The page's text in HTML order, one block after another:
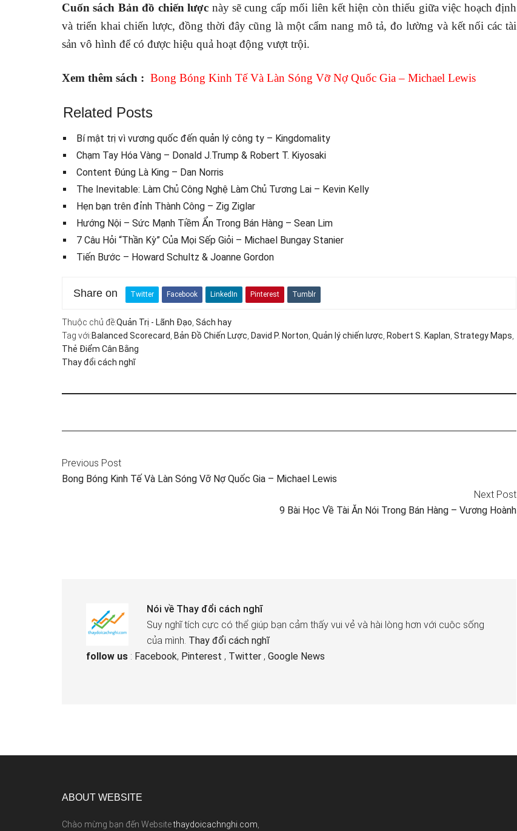
Cuốn sách Bản đồ chiến lược này sẽ cung cấp mối liên kết hiện còn thiếu giữa việc hoạch định
và triển khai chiến lược, đồng thời đây cũng là một cẩm nang mô tả, đo lường và kết nối các tài
sản vô hình để có được hiệu quả hoạt động vượt trội.
Xem thêm sách : Bong Bóng Kinh Tế Và Làn Sóng Vỡ Nợ Quốc Gia – Michael Lewis
Related Posts
Bí mật trị vì vương quốc đến quản lý công ty – Kingdomality
Chạm Tay Hóa Vàng – Donald J.Trump & Robert T. Kiyosaki
Content Đúng Là King – Dan Norris
The Inevitable: Làm Chủ Công Nghệ Làm Chủ Tương Lai – Kevin Kelly
Hẹn bạn trên đỉnh Thành Công – Zig Ziglar
Hướng Nội – Sức Mạnh Tiềm Ẩn Trong Bán Hàng – Sean Lim
7 Câu Hỏi “Thần Kỳ” Của Mọi Sếp Giỏi – Michael Bungay Stanier
Tiến Bước – Howard Schultz & Joanne Gordon
Share on Twitter Facebook LinkedIn Pinterest Tumblr
Thuộc chủ đề:Quản Trị - Lãnh Đạo Sách hay
Tag với:Balanced Scorecard Bản Đồ Chiến Lược David P. Norton Quản lý chiến lược Robert S. Kaplan Strategy Maps
Thẻ Điểm Cân Bằng
Thay đổi cách nghĩ
Previous Post
Bong Bóng Kinh Tế Và Làn Sóng Vỡ Nợ Quốc Gia – Michael Lewis
Next Post
9 Bài Học Về Tài Ăn Nói Trong Bán Hàng – Vương Hoành
Nói về Thay đổi cách nghĩ
Suy nghĩ tích cực có thể giúp bạn cảm thấy vui vẻ và hài lòng hơn với cuộc sống
của mình. Thay đổi cách nghĩ
follow us : Facebook, Pinterest , Twitter , Google News
ABOUT WEBSITE
Chào mừng bạn đến Websitethaydoicachnghi.com